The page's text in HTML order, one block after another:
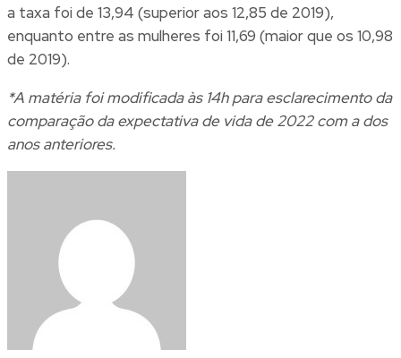
a taxa foi de 13,94 (superior aos 12,85 de 2019),
enquanto entre as mulheres foi 11,69 (maior que os 10,98
de 2019).
*A matéria foi modificada às 14h para esclarecimento da
comparação da expectativa de vida de 2022 com a dos
anos anteriores.